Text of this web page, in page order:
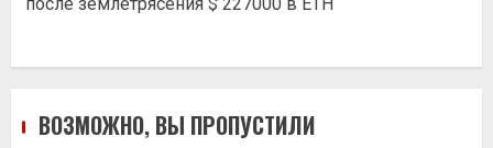
после землетрясения $ 227000 в ETH
ВОЗМОЖНО, ВЫ ПРОПУСТИЛИ